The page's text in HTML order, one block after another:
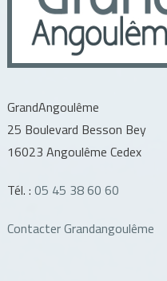
GrandAngoulême
25 Boulevard Besson Bey
16023 Angoulême Cedex
Tél. : 05 45 38 60 60
Contacter Grandangoulême